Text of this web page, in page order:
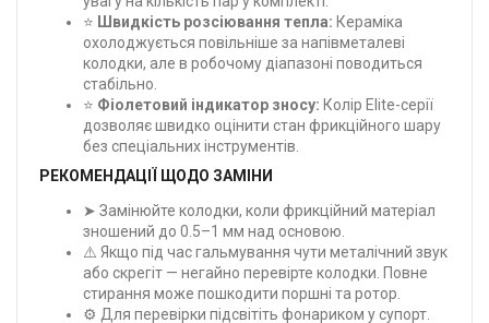
⭐ Швидкість розсіювання тепла: Кераміка
охолоджується повільніше за напівметалеві
колодки, але в робочому діапазоні поводиться
стабільно.
⭐ Фіолетовий індикатор зносу: Колір Elite-серії
дозволяє швидко оцінити стан фрикційного шару
без спеціальних інструментів.
РЕКОМЕНДАЦІЇ ЩОДО ЗАМІНИ
➤ Замінюйте колодки, коли фрикційний матеріал
зношений до 0.5–1 мм над основою.
⚠️ Якщо під час гальмування чути металічний звук
або скрегіт — негайно перевірте колодки. Повне
стирання може пошкодити поршні та ротор.
⚙️ Для перевірки підсвітіть фонариком у супорт.